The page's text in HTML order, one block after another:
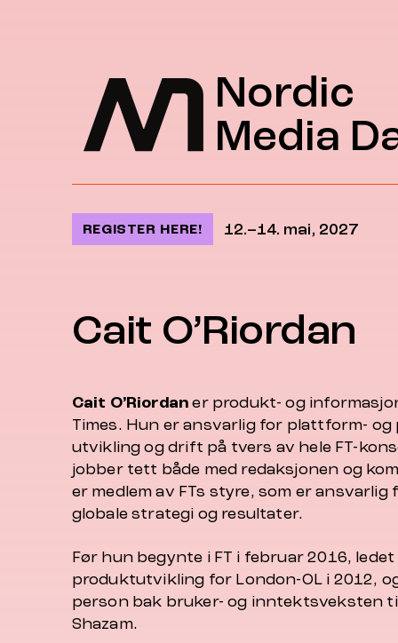
Nordic
Media
REGISTER HERE! 12.–14. mai, 2027
Cait O’Riordan
Cait O’Riordan er produkt- og
Times. Hun er ansvarlig for plattform-
utvikling og drift på tvers av hele FT-
jobber tett både med redaksjonen og
er medlem av FTs styre, som er ansvarlig
globale strategi og resultater.
Før hun begynte i FT i februar 2016,
produktutvikling for London-OL i 2012,
person bak bruker- og inntektsveksten
Shazam.